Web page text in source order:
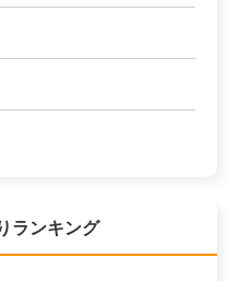
ランキング